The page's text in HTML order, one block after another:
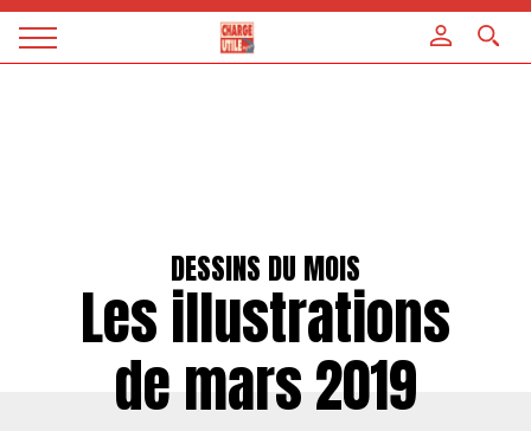
Magazine
DESSINS DU MOIS
Les illustrations
de mars 2019
Panneau de gestion des cookies